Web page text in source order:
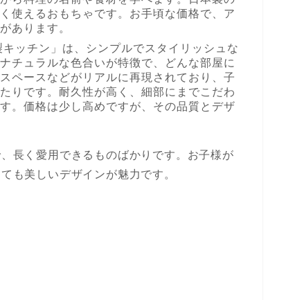
使えるおもちゃです。お手頃な価格で、ア
あります。
キッチン」は、シンプルでスタイリッシュな
チュラルな色合いが特徴で、どんな部屋に
ペースなどがリアルに再現されており、子
りです。耐久性が高く、細部にまでこだわ
。価格は少し高めですが、その品質とデザ
長く愛用できるものばかりです。お子様が
も美しいデザインが魅力です。